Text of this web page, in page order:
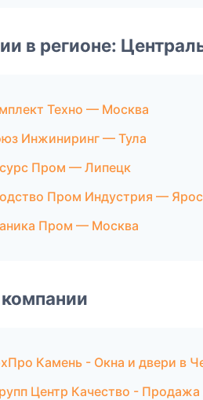
в регионе:
Техно — Москва
Инжиниринг — Тула
Пром — Липецк
Пром Индустрия —
Пром — Москва
Камень - Окна и двери в
Центр Качество -